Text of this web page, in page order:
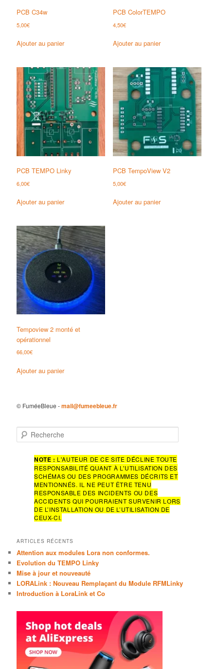
PCB C34w
5,00€
Ajouter au panier
PCB ColorTEMPO
4,50€
Ajouter au panier
PCB TEMPO Linky
6,00€
Ajouter au panier
PCB TempoView V2
5,00€
Ajouter au panier
Tempoview 2 monté et
opérationnel
66,00€
Ajouter au panier
© FuméeBleue -mail@fumeebleue.fr
e
NOTE : L'AUTEUR DE CE SITE DÉCLINE TOUTE
RESPONSABILITÉ QUANT À L'UTILISATION DES
SCHÉMAS OU DES PROGRAMMES DÉCRITS ET
MENTIONNÉS. IL NE PEUT ÊTRE TENU
RESPONSABLE DES INCIDENTS OU DES
ACCIDENTS QUI POURRAIENT SURVENIR LORS
DE L’INSTALLATION OU DE L’UTILISATION DE
CEUX-CI.
ARTICLES RÉCENTS
Attention aux modules Lora non conformes.
Evolution du TEMPO Linky
Mise à jour et nouveauté
LORALink : Nouveau Remplaçant du Module RFMLinky
Introduction à LoraLink et Co